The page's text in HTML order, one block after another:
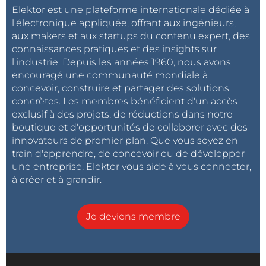
Mini CNC Machine – 4epartie (13:58)
Elektor est une plateforme internationale dédiée à
l'électronique appliquée, offrant aux ingénieurs,
aux makers et aux startups du contenu expert, des
connaissances pratiques et des insights sur
l'industrie. Depuis les années 1960, nous avons
encouragé une communauté mondiale à
concevoir, construire et partager des solutions
concrètes. Les membres bénéficient d'un accès
exclusif à des projets, de réductions dans notre
boutique et d'opportunités de collaborer avec des
innovateurs de premier plan. Que vous soyez en
train d'apprendre, de concevoir ou de développer
une entreprise, Elektor vous aide à vous connecter,
à créer et à grandir.
Je deviens membre